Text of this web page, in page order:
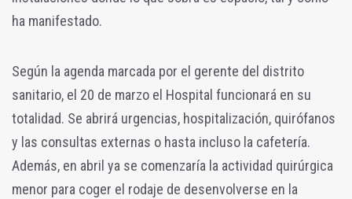
ha manifestado.
Según la agenda marcada por el gerente del distrito
sanitario, el 20 de marzo el Hospital funcionará en su
totalidad. Se abrirá urgencias, hospitalización, quirófanos
y las consultas externas o hasta incluso la cafetería.
Además, en abril ya se comenzaría la actividad quirúrgica
menor para coger el rodaje de desenvolverse en la